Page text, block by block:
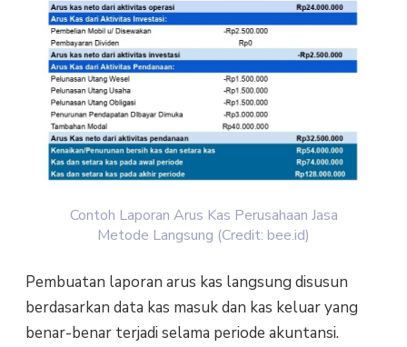
Contoh Laporan Arus Kas Perusahaan Jasa
Metode Langsung (Credit: bee.id)
Pembuatan laporan arus kas langsung disusun
berdasarkan data kas masuk dan kas keluar yang
benar-benar terjadi selama periode akuntansi.